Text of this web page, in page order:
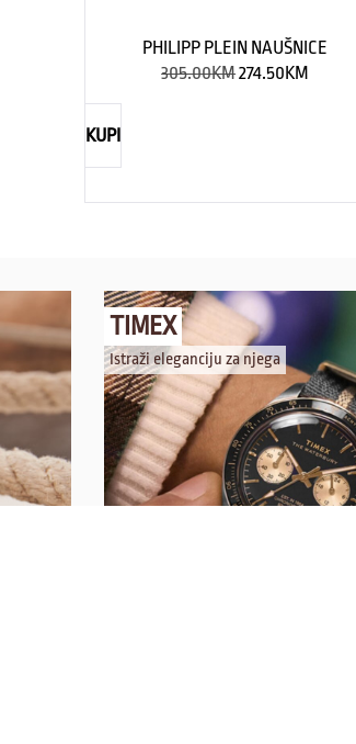
PHILIPP PLEIN NAUŠNICE
305.00KM274.50KM
KUPI
TIMEX
Istraži eleganciju za njega